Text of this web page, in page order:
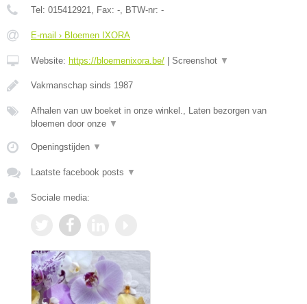
Tel: 015412921 , Fax: - , BTW-nr: -
E-mail › Bloemen IXORA
Website: https://bloemenixora.be/ Screenshot ▼
Vakmanschap sinds 1987
Afhalen van uw boeket in onze winkel., Laten bezorgen van
bloemen door onze ▼
Openingstijden ▼
Laatste facebook posts ▼
Sociale media: